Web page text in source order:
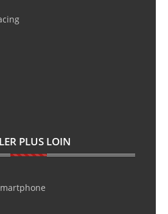
PLUS LOIN